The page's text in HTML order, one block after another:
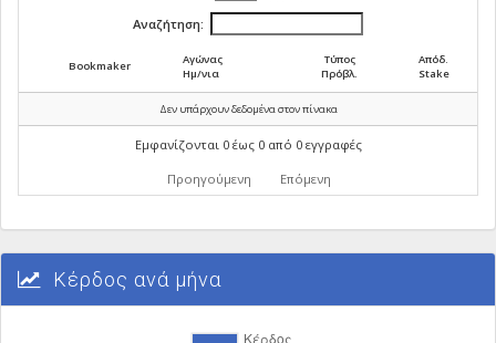
Αναζήτηση:
Bookmaker
Αγώνας
Ημ/νια
Τύπος
Πρόβλ.
Απόδ.
Stake
Δεν υπάρχουν δεδομένα στον πίνακα
Εμφανίζονται 0 έως 0 από 0 εγγραφές
Προηγούμενη Επόμενη
Κέρδος ανά μήνα